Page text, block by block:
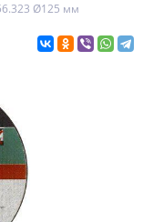
Ø125 мм